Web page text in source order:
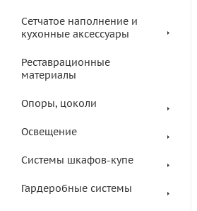
Сетчатое наполнение и
кухонные аксессуары
Реставрационные
материалы
Опоры, цоколи
Освещение
Системы шкафов-купе
Гардеробные системы